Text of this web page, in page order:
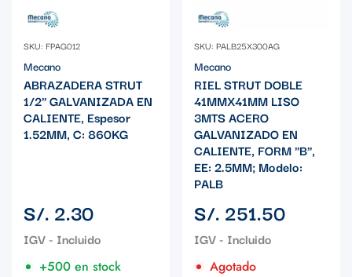
SKU: FPAG012
Mecano
ABRAZADERA STRUT
1/2" GALVANIZADA EN
CALIENTE, Espesor
1.52MM, C: 860KG
Precio
regular
S/. 2.30
+500 en stock
SKU: PALB25X300AG
Mecano
RIEL STRUT DOBLE
41MMX41MM LISO
3MTS ACERO
GALVANIZADO EN
CALIENTE, FORM "B",
EE: 2.5MM; Modelo:
PALB
Precio
regular
S/. 251.50
Agotado